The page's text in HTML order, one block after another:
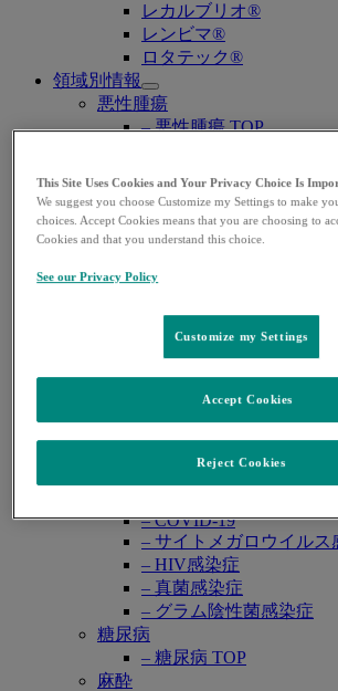
レカルブリオ®
レンビマ®
ロタテック®
領域別情報
Open
submenu
悪性腫瘍
– 悪性腫瘍 TOP
– 消化器癌
肺高血圧症
– 肺高血圧症 TOP
– CTEPH （慢性血栓塞
ワクチン・予防抗体薬
– ワクチン・予防抗体薬
– 子宮頸がん・HPV関連
– ロタウイルス感染症
– 肺炎球菌感染症
– B型肝炎
– COVID-19
– サイトメガロウイルス
– HIV感染症
– 真菌感染症
– グラム陰性菌感染症
糖尿病
– 糖尿病 TOP
麻酔
This Site Uses Cookies and Your Privacy Choice Is
We suggest you choose Customize my Settings to make
choices. Accept Cookies means that you are choosing to
Cookies and that you understand this choice.
See our Privacy Policy
Customize my Settings
Reject Cookies
Accept Cookies